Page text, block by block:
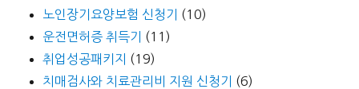
노인장기요양보험 신청기
(10)
운전면허증 취득기
(11)
취업성공패키지
(19)
치매검사와 치료관리비 지원 신청기
(6)